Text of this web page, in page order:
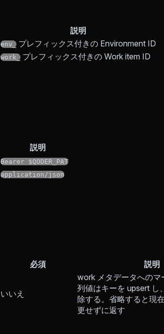
説明
env_ プレフィックス付きの Environment ID
work_ プレフィックス付きの Work item ID
説明
Bearer $QODER_PAT
application/json
必須 説明
いいえ
work メタデータへのマ
列値はキーを upsert し、
除する。省略すると現
更せずに返す